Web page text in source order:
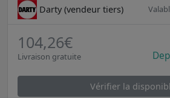
Darty (vendeur tiers)
104,26€
Livraison gratuite
Vérifier la